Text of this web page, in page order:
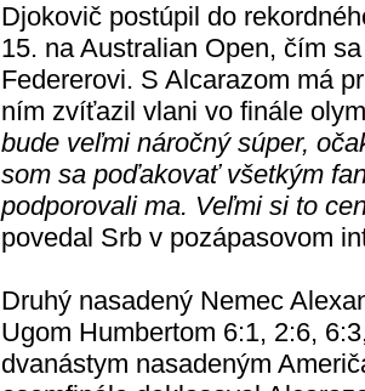
Djokovič postúpil do
15. na Australian Open, čím
Federerovi. S Alcarazom má
ním zvíťazil vlani vo finále
bude veľmi náročný súper,
som sa poďakovať všetkým
podporovali ma. Veľmi si to
povedal Srb v pozápasovom
Druhý nasadený Nemec
Ugom Humbertom 6:1, 2:6,
dvanástym nasadeným